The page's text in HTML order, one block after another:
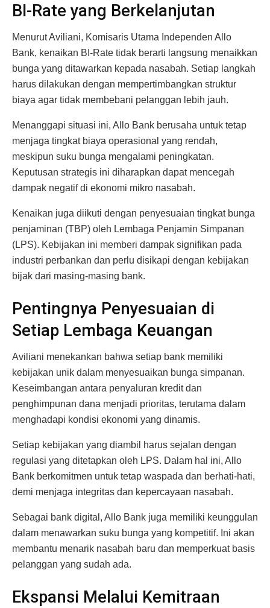
BI-Rate yang Berkelanjutan
Menurut Aviliani, Komisaris Utama Independen Allo
Bank, kenaikan BI-Rate tidak berarti langsung menaikkan
bunga yang ditawarkan kepada nasabah. Setiap langkah
harus dilakukan dengan mempertimbangkan struktur
biaya agar tidak membebani pelanggan lebih jauh.
Menanggapi situasi ini, Allo Bank berusaha untuk tetap
menjaga tingkat biaya operasional yang rendah,
meskipun suku bunga mengalami peningkatan.
Keputusan strategis ini diharapkan dapat mencegah
dampak negatif di ekonomi mikro nasabah.
Kenaikan juga diikuti dengan penyesuaian tingkat bunga
penjaminan (TBP) oleh Lembaga Penjamin Simpanan
(LPS). Kebijakan ini memberi dampak signifikan pada
industri perbankan dan perlu disikapi dengan kebijakan
bijak dari masing-masing bank.
Pentingnya Penyesuaian di
Setiap Lembaga Keuangan
Aviliani menekankan bahwa setiap bank memiliki
kebijakan unik dalam menyesuaikan bunga simpanan.
Keseimbangan antara penyaluran kredit dan
penghimpunan dana menjadi prioritas, terutama dalam
menghadapi kondisi ekonomi yang dinamis.
Setiap kebijakan yang diambil harus sejalan dengan
regulasi yang ditetapkan oleh LPS. Dalam hal ini, Allo
Bank berkomitmen untuk tetap waspada dan berhati-hati,
demi menjaga integritas dan kepercayaan nasabah.
Sebagai bank digital, Allo Bank juga memiliki keunggulan
dalam menawarkan suku bunga yang kompetitif. Ini akan
membantu menarik nasabah baru dan memperkuat basis
pelanggan yang sudah ada.
Ekspansi Melalui Kemitraan